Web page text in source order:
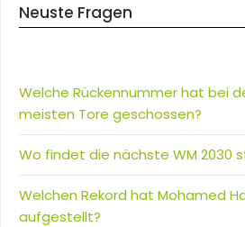
Neuste Fragen
Welche Rückennummer hat bei
meisten Tore geschossen?
Wo findet die nächste WM 2030
Welchen Rekord hat Mohamed
aufgestellt?